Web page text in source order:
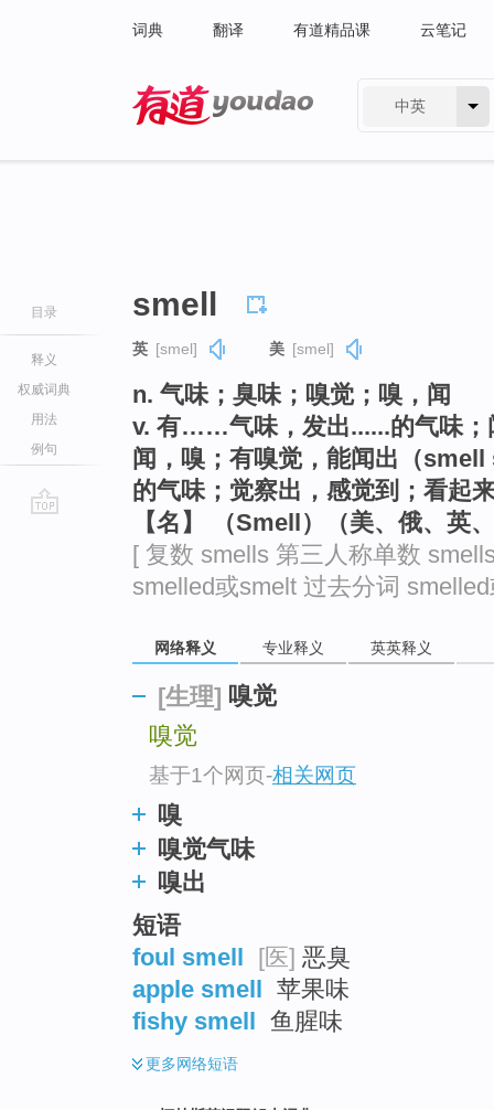
词典 翻译 有道精品课 云笔记
中英
目录
释义
权威词典
用法
例句
smell
英 [smel] 美 [smel]
n. 气味；臭味；嗅觉；嗅，闻
v. 有……气味，发出......的气味；
闻，嗅；有嗅觉，能闻出（
的气味；觉察出，感觉到；看
【名】 （Smell）（美、俄、英
[ 复数 smells 第三人称单数
smelled或smelt 过去分词
网络释义 专业释义 英英释义
[生理] 嗅觉
嗅觉
基于1个网页-相关网页
嗅
嗅觉气味
嗅出
短语
foul smell [医] 恶臭
apple smell 苹果味
fishy smell 鱼腥味
更多网络短语